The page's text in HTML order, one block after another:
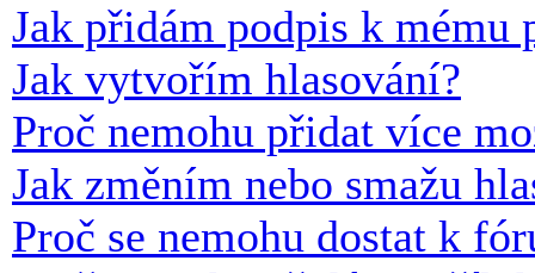
Jak přidám podpis k mému
Jak vytvořím hlasování?
Proč nemohu přidat více
Jak změním nebo smažu
Proč se nemohu dostat k